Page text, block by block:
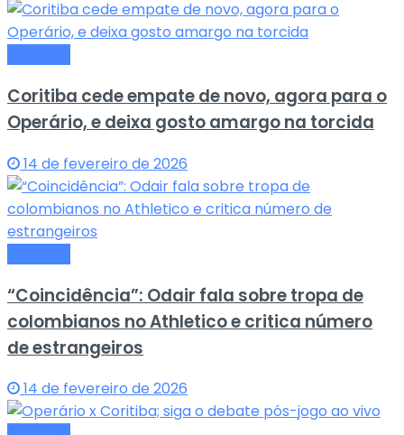
Coritiba cede empate de novo, agora para o
Operário, e deixa gosto amargo na torcida
14 de fevereiro de 2026
“Coincidência”: Odair fala sobre tropa de
colombianos no Athletico e critica número
de estrangeiros
14 de fevereiro de 2026